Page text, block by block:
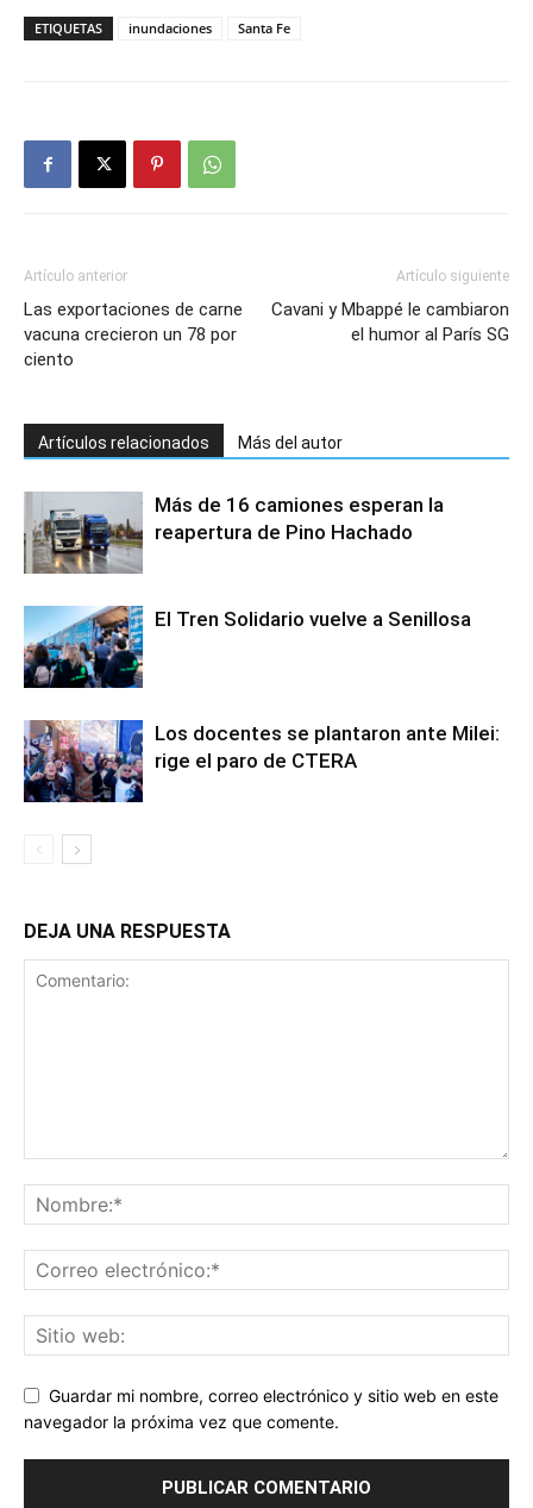
ETIQUETAS inundaciones Santa Fe
Artículo anterior
Las exportaciones de carne
vacuna crecieron un 78 por
ciento
Artículo siguiente
Cavani y Mbappé le cambiaron
el humor al París SG
Artículos relacionados Más del autor
Más de 16 camiones esperan la
reapertura de Pino Hachado
El Tren Solidario vuelve a Senillosa
Los docentes se plantaron ante Milei:
rige el paro de CTERA
DEJA UNA RESPUESTA
Guardar mi nombre, correo electrónico y sitio web en este
navegador la próxima vez que comente.